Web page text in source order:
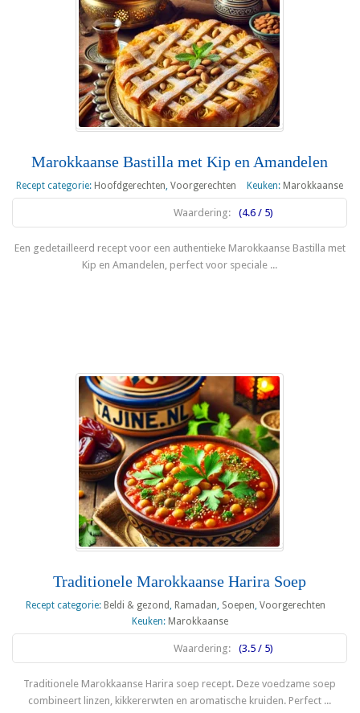
Marokkaanse Bastilla met Kip en Amandelen
Recept categorie: Hoofdgerechten,Voorgerechten Keuken: Marokkaanse
Waardering: (4.6 / 5)
Een gedetailleerd recept voor een authentieke Marokkaanse Bastilla met
Kip en Amandelen, perfect voor speciale ...
Traditionele Marokkaanse Harira Soep
Recept categorie: Beldi & gezond, Ramadan, Soepen,Voorgerechten
Keuken: Marokkaanse
Waardering: (3.5 / 5)
Traditionele Marokkaanse Harira soep recept. Deze voedzame soep
combineert linzen, kikkererwten en aromatische kruiden. Perfect ...